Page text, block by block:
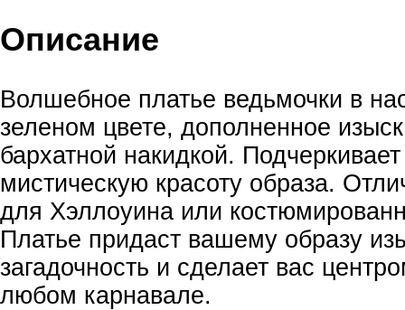
Описание
Волшебное платье ведьмочки в
зеленом цвете, дополненное
бархатной накидкой.
мистическую красоту образа.
для Хэллоуина или
Платье придаст вашему образу
загадочность и сделает вас
любом карнавале.